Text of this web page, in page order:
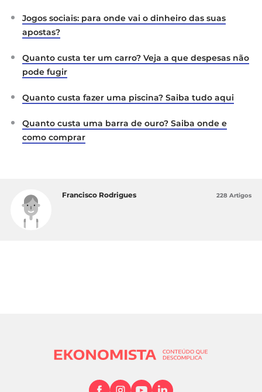
Jogos sociais: para onde vai o dinheiro das suas
apostas?
Quanto custa ter um carro? Veja a que despesas não
pode fugir
Quanto custa fazer uma piscina? Saiba tudo aqui
Quanto custa uma barra de ouro? Saiba onde e
como comprar
Francisco Rodrigues 228 Artigos